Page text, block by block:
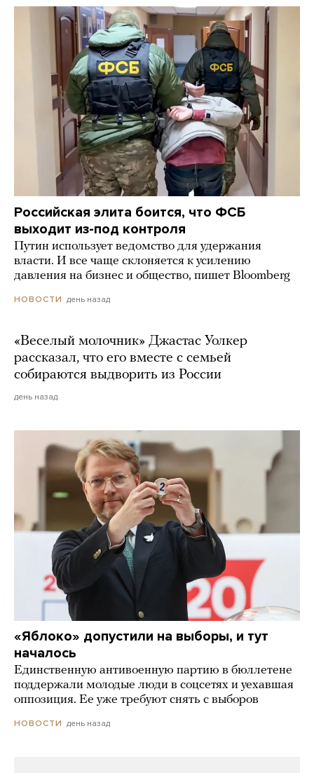
Российская элита боится, что ФСБ
выходит из-под контроля
Путин использует ведомство для удержания
власти. И все чаще склоняется к усилению
давления на бизнес и общество, пишет Bloomberg
НОВОСТИ день назад
«Веселый молочник» Джастас Уолкер
рассказал, что его вместе с семьей
собираются выдворить из России
день назад
«Яблоко» допустили на выборы, и тут
началось
Единственную антивоенную партию в бюллетене
поддержали молодые люди в соцсетях и уехавшая
оппозиция. Ее уже требуют снять с выборов
НОВОСТИ день назад